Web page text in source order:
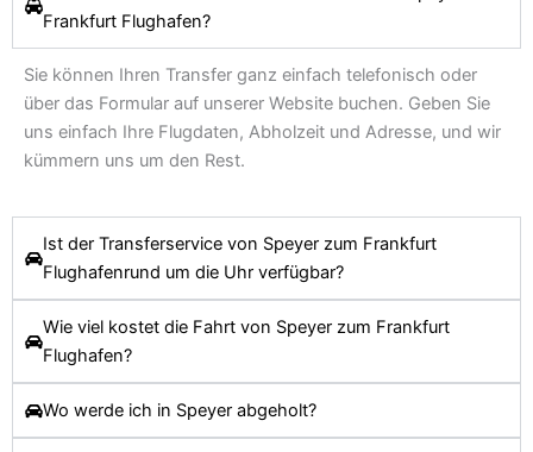
Frankfurt Flughafen?
Sie können Ihren Transfer ganz einfach telefonisch oder
über das Formular auf unserer Website buchen. Geben Sie
uns einfach Ihre Flugdaten, Abholzeit und Adresse, und wir
kümmern uns um den Rest.
Ist der Transferservice von Speyer zum Frankfurt
Flughafenrund um die Uhr verfügbar?
Wie viel kostet die Fahrt von Speyer zum Frankfurt
Flughafen?
Wo werde ich in Speyer abgeholt?